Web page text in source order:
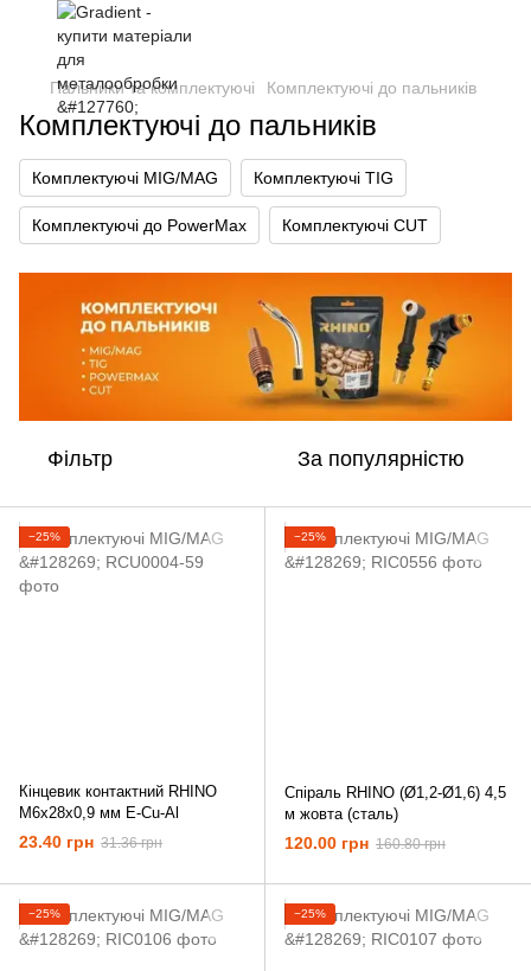
Пальники та комплектуючі Комплектуючі до пальників
Комплектуючі до пальників
Комплектуючі MIG/MAG Комплектуючі TIG
Комплектуючі до PowerMax Комплектуючі CUT
Фільтр За популярністю
−25%
Кінцевик контактний RHINO
М6х28х0,9 мм E-Cu-Al
23.40 грн 31.36 грн
−25%
Спіраль RHINO (Ø1,2-Ø1,6) 4,5
м жовта (сталь)
120.00 грн 160.80 грн
−25% −25%